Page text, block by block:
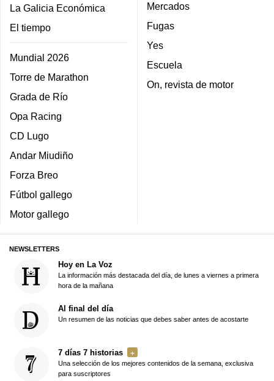
La Galicia Económica
El tiempo
Mundial 2026
Torre de Marathon
Grada de Río
Opa Racing
CD Lugo
Andar Miudiño
Forza Breo
Fútbol gallego
Motor gallego
Mercados
Fugas
Yes
Escuela
On, revista de motor
NEWSLETTERS
Hoy en La Voz
La información más destacada del día, de lunes a viernes a primera
hora de la mañana
Al final del día
Un resumen de las noticias que debes saber antes de acostarte
7 días 7 historias
Una selección de los mejores contenidos de la semana, exclusiva
para suscriptores